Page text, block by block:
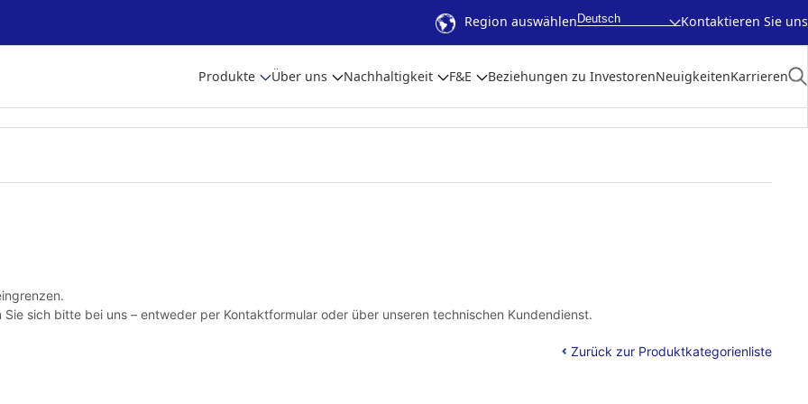
Region auswählen Deutsch Kontaktieren Sie uns
Produkte Über uns Nachhaltigkeit F&E Beziehungen zu InvestorenNeuigkeitenKarrieren
sich bitte bei uns – entweder per Kontaktformular oder über unseren technischen Kundendienst.
Zurück zur Produktkategorienliste